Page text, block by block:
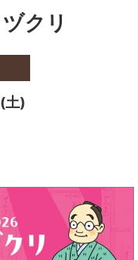
クリ
土)